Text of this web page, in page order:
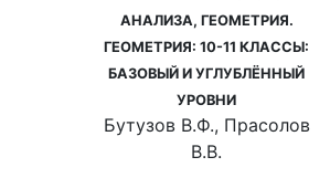
АНАЛИЗА, ГЕОМЕТРИЯ.
ГЕОМЕТРИЯ: 10-11 КЛАССЫ:
БАЗОВЫЙ И УГЛУБЛЁННЫЙ
УРОВНИ
Бутузов В.Ф., Прасолов
В.В.